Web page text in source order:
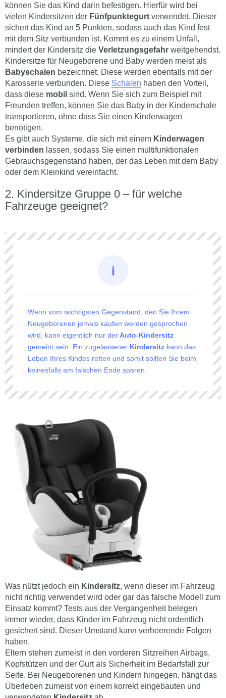
können Sie das Kind darin befestigen. Hierfür wird bei
vielen Kindersitzen der Fünfpunktegurt verwendet. Dieser
sichert das Kind an 5 Punkten, sodass auch das Kind fest
mit dem Sitz verbunden ist. Kommt es zu einem Unfall,
mindert der Kindersitz die Verletzungsgefahr weitgehendst.
Kindersitze für Neugeborene und Baby werden meist als
Babyschalen bezeichnet. Diese werden ebenfalls mit der
Karosserie verbunden. Diese Schalen haben den Vorteil,
dass diese mobil sind. Wenn Sie sich zum Beispiel mit
Freunden treffen, können Sie das Baby in der Kinderschale
transportieren, ohne dass Sie einen Kinderwagen
benötigen.
Es gibt auch Systeme, die sich mit einem Kinderwagen
verbinden lassen, sodass Sie einen multifunktionalen
Gebrauchsgegenstand haben, der das Leben mit dem Baby
oder dem Kleinkind vereinfacht.
Kindersitze Gruppe 0 – für welche
Fahrzeuge geeignet?
Wenn vom wichtigsten Gegenstand, den Sie Ihrem
Neugeborenen jemals kaufen werden gesprochen
wird, kann eigentlich nur derAuto-Kindersitz
gemeint sein. Ein zugelassener Kindersitz kann das
Leben Ihres Kindes retten und somit sollten Sie beim
keinesfalls am falschen Ende sparen.
Was nützt jedoch ein Kindersitz, wenn dieser im Fahrzeug
nicht richtig verwendet wird oder gar das falsche Modell zum
Einsatz kommt? Tests aus der Vergangenheit belegen
immer wieder, dass Kinder im Fahrzeug nicht ordentlich
gesichert sind. Dieser Umstand kann verheerende Folgen
haben.
Eltern stehen zumeist in den vorderen Sitzreihen Airbags,
Kopfstützen und der Gurt als Sicherheit im Bedarfsfall zur
Seite. Bei Neugeborenen und Kindern hingegen, hängt das
Überleben zumeist von einem korrekt eingebauten und